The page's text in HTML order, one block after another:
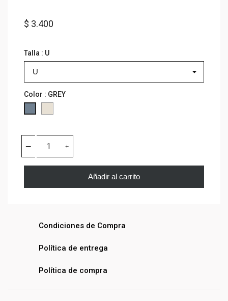
$ 3.400
Talla : U
Color : GREY
Añadir al carrito
Condiciones de Compra
Política de entrega
Política de compra